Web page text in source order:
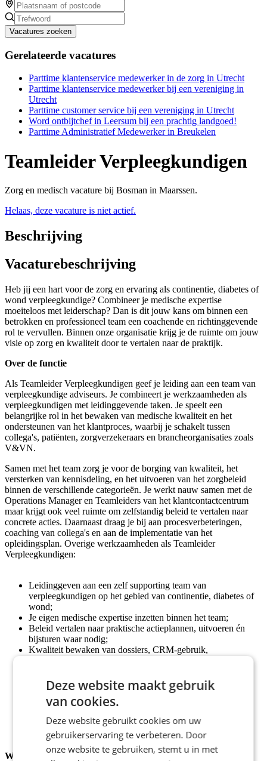
Vacatures zoeken
Gerelateerde vacatures
Parttime klantenservice medewerker in de zorg in Utrecht
Parttime klantenservice medewerker bij een vereniging in
Utrecht
Parttime customer service bij een vereniging in Utrecht
Word ontbijtchef in Leersum bij een prachtig landgoed!
Parttime Administratief Medewerker in Breukelen
Teamleider Verpleegkundigen
Zorg en medisch vacature bij Bosman in Maarssen.
Helaas, deze vacature is niet actief.
Beschrijving
Vacaturebeschrijving
Heb jij een hart voor de zorg en ervaring als continentie, diabetes of
wond verpleegkundige? Combineer je medische expertise
moeiteloos met leiderschap? Dan is dit jouw kans om binnen een
betrokken en professioneel team een coachende en richtinggevende
rol te vervullen. Binnen onze organisatie krijg je de ruimte om jouw
visie op zorg en kwaliteit door te vertalen naar de praktijk.
Over de functie
Als Teamleider Verpleegkundigen geef je leiding aan een team van
verpleegkundige adviseurs. Je combineert je werkzaamheden als
verpleegkundigen met leidinggevende taken. Je speelt een
belangrijke rol in het bewaken van medische kwaliteit en het
ondersteunen van het klantproces, waarbij je schakelt tussen
collega's, patiënten, zorgverzekeraars en brancheorganisaties zoals
V&VN.
Samen met het team zorg je voor de borging van kwaliteit, het
versterken van kennisdeling, en het uitvoeren van het zorgbeleid
binnen de verschillende categorieën. Je werkt nauw samen met de
Operations Manager en Teamleiders van het klantcontactcentrum
maar krijgt ook veel ruimte om zelfstandig beleid te vertalen naar
concrete acties. Daarnaast draag je bij aan procesverbeteringen,
coaching van collega's en aan de implementatie van het
opleidingsplan. Overige werkzaamheden als Teamleider
Verpleegkundigen:
Leidinggeven aan een zelf supporting team van
verpleegkundigen op het gebied van continentie, diabetes of
wond;
Je eigen medische expertise inzetten binnen het team;
Beleid vertalen naar praktische actieplannen, uitvoeren én
bijsturen waar nodig;
Kwaliteit bewaken van dossiers, CRM-gebruik,
scholingen;
Initiëren en uitvoeren van procesverbeteringen binnen het
zorgproces;
Fungeren als aanspreekpunt voor interne en externe
stakeholders in de zorgketen.
Wat vragen wij van jou
Deze website maakt gebruik
van cookies.
Deze website gebruikt cookies om uw
gebruikerservaring te verbeteren. Door
onze website te gebruiken, stemt u in met